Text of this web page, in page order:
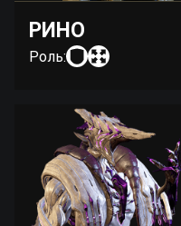
РИНО
Роль: